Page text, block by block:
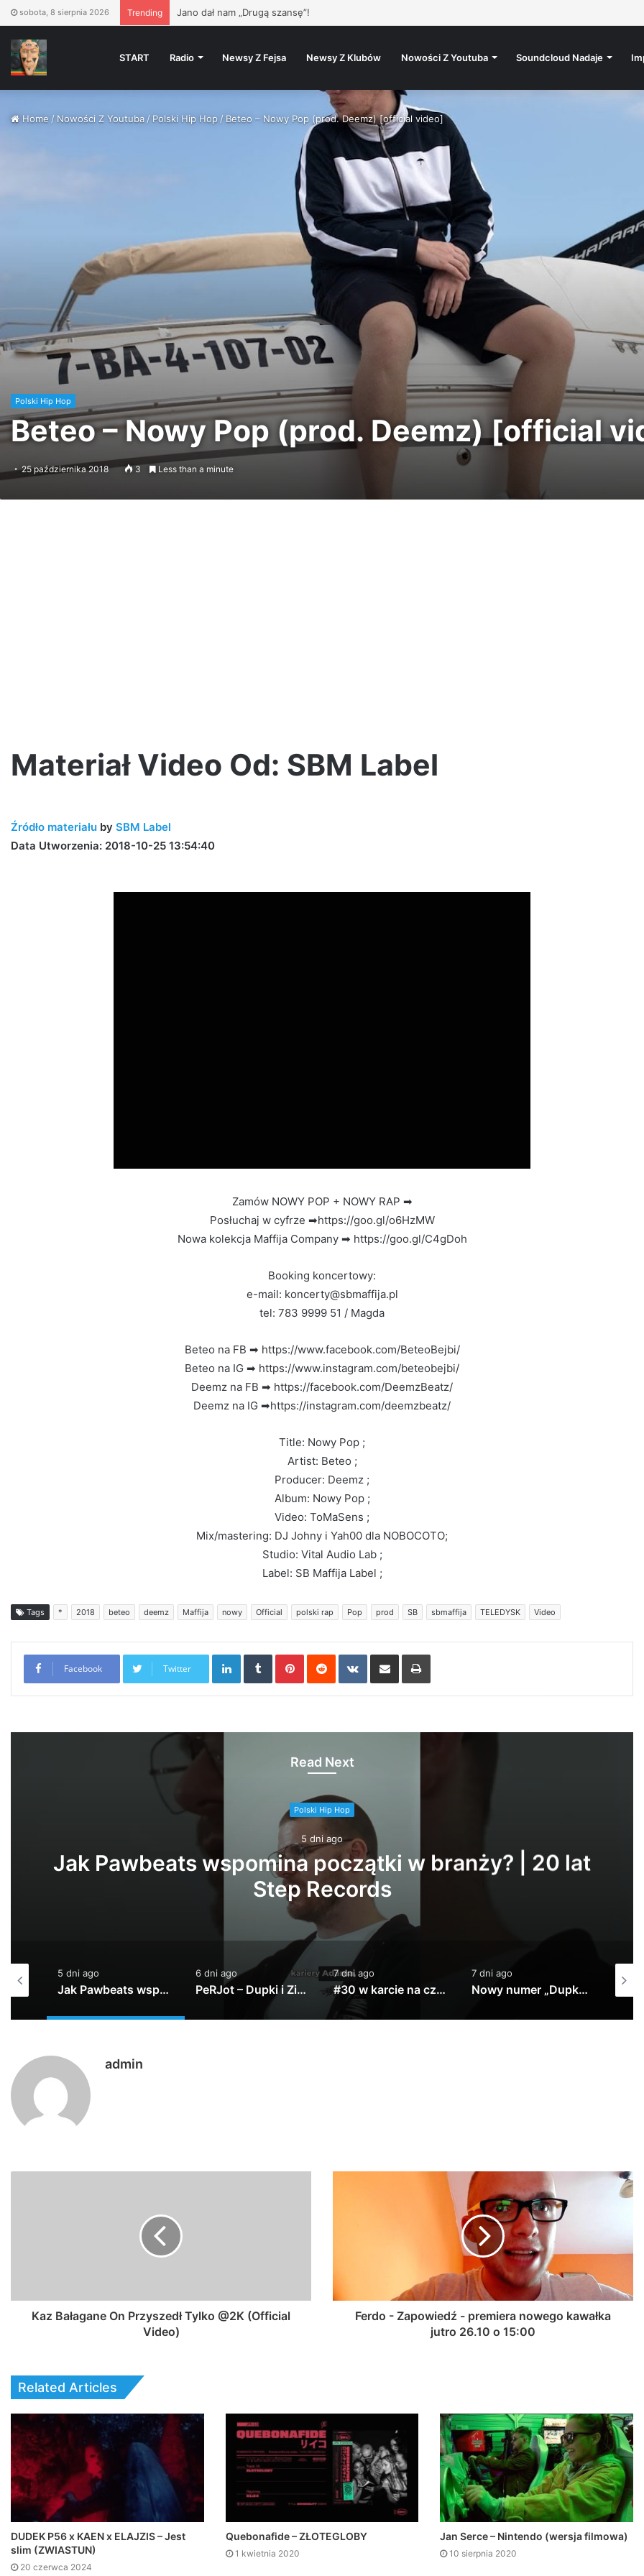
sobota, 8 sierpnia 2026 Trending PIZZA VÍKEND – Vinyl Oldies / 15.8. / Rokáč Jablunkov
START Radio Newsy Z Fejsa Newsy Z Klubów Nowości Z Youtuba Soundcloud Nadaje
Home /Nowości Z Youtuba /Polski Hip Hop /Beteo – Nowy Pop (prod. Deemz) [official video]
Polski Hip Hop
Beteo – Nowy Pop (prod. Deemz) [official
25 października 2018 3 Less than a minute
Materiał Video Od: SBM Label
Źródło materiału by SBM Label
Data Utworzenia: 2018-10-25 13:54:40
Zamów NOWY POP + NOWY RAP ➡
Posłuchaj w cyfrze ➡https://goo.gl/o6HzMW
Nowa kolekcja Maffija Company ➡ https://goo.gl/C4gDoh
Booking koncertowy:
e-mail: koncerty@sbmaffija.pl
tel: 783 9999 51 / Magda
Beteo na FB ➡ https://www.facebook.com/BeteoBejbi/
Beteo na IG ➡ https://www.instagram.com/beteobejbi/
Deemz na FB ➡ https://facebook.com/DeemzBeatz/
Deemz na IG ➡https://instagram.com/deemzbeatz/
Title: Nowy Pop ;
Artist: Beteo ;
Producer: Deemz ;
Album: Nowy Pop ;
Video: ToMaSens ;
Mix/mastering: DJ Johny i Yah00 dla NOBOCOTO;
Studio: Vital Audio Lab ;
Label: SB Maffija Label ;
Tags * 2018 beteo deemz Maffija nowy Official polski rap Pop prod SB sbmaffija TELEDYSK Video
Facebook Twitter
LinkedInTumblrPinterestReddit VKontakte
Share via Email Print
Read Next
Polski Hip Hop
6 dni ago
PeRJot – Dupki i Ziomki
Jak Pawbeats wspomina początki w branży? | 20 lat Step Records
6 dni ago
PeRJot – Dupki i Ziomki
7 dni ago
#30 w karcie na czasie!!!
7 dni ago
Nowy numer „Dupki i Ziomki” już jutro na kanale Altereggo Records #altereggo #rap #rolka #hiphop
1 tydzień ago
Jano PW w Step Records!
admin
Kaz Bałagane On Przyszedł Tylko @2K (Official
Video)
Ferdo - Zapowiedź - premiera nowego kawałka
jutro 26.10 o 15:00
Related Articles
DUDEK P56 x KAEN x ELAJZIS – Jest
slim (ZWIASTUN)
20 czerwca 2024
Quebonafide – ZŁOTEGLOBY
1 kwietnia 2020
Jan Serce – Nintendo (wersja filmowa)
10 sierpnia 2020
i
Step